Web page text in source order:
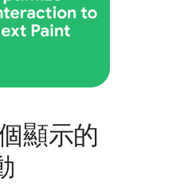
顯示的